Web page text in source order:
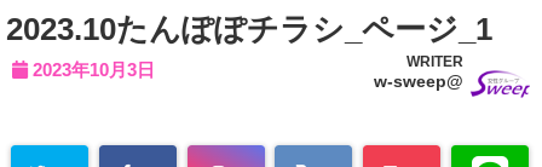
2023.10たんぽぽチラシ_ページ_1
2023年10月3日 WRITER
w-sweep@